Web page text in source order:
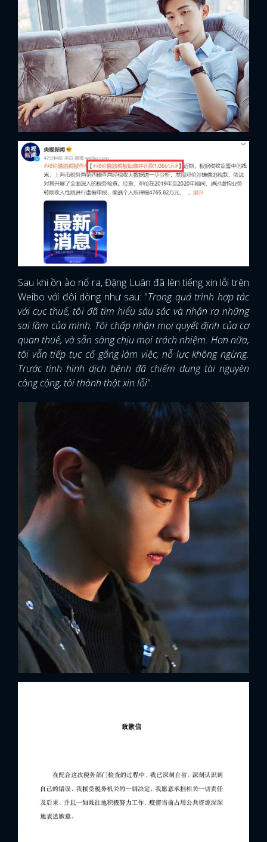
Sau khi ồn ào nổ ra, Đặng Luân đã lên tiếng xin lỗi trên
Weibo với đôi dòng như sau: "Trong quá trình hợp tác
với cục thuế, tôi đã tìm hiểu sâu sắc và nhận ra những
sai lầm của mình. Tôi chấp nhận mọi quyết định của cơ
quan thuế, và sẵn sàng chịu mọi trách nhiệm. Hơn nữa,
tôi vẫn tiếp tục cố gắng làm việc, nỗ lực không ngừng.
Trước tình hình dịch bệnh đã chiếm dụng tài nguyên
công cộng, tôi thành thật xin lỗi".